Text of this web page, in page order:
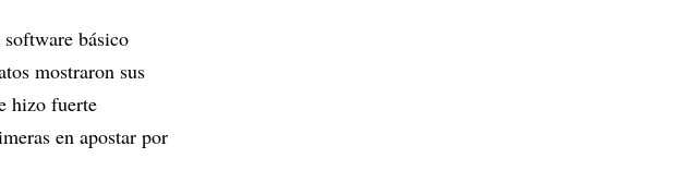
básico
mostraron sus
hizo fuerte
en apostar por